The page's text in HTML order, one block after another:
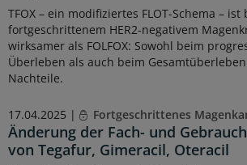
TFOX – ein modifiziertes FLOT-Schema – ist
fortgeschrittenem HER2-negativem
wirksamer als FOLFOX: Sowohl beim
Überleben als auch beim
Nachteile.
17.04.2025 | Fortgeschrittenes
Änderung der Fach- und
von Tegafur, Gimeracil, Oteracil